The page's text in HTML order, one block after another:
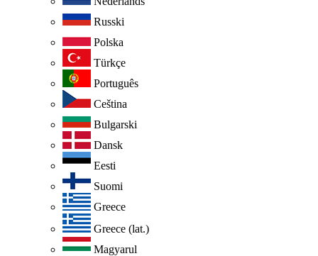
Russki
Polska
Türkçe
Português
Ceština
Bulgarski
Dansk
Eesti
Suomi
Greece
Greece (lat.)
Magyarul